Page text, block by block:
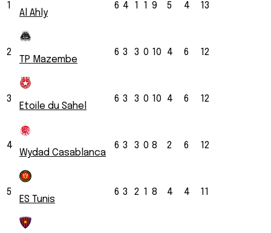
1
Al Ahly
6 4 1 1 9 5 4 13
2
TP Mazembe
6 3 3 0 10 4 6 12
3
Etoile du Sahel
6 3 3 0 10 4 6 12
4
Wydad Casablanca
6 3 3 0 8 2 6 12
5
ES Tunis
6 3 2 1 8 4 4 11